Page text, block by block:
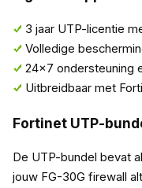
3 jaar UTP-licentie
Volledige
24×7 ondersteuning
Uitbreidbaar met
Fortinet UTP-
De UTP-bundel bevat
jouw FG-30G firewall